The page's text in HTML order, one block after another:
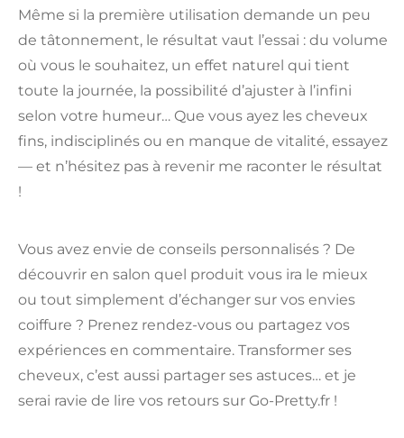
Même si la première utilisation demande un peu
de tâtonnement, le résultat vaut l’essai : du volume
où vous le souhaitez, un effet naturel qui tient
toute la journée, la possibilité d’ajuster à l’infini
selon votre humeur… Que vous ayez les cheveux
fins, indisciplinés ou en manque de vitalité, essayez
— et n’hésitez pas à revenir me raconter le résultat
!
Vous avez envie de conseils personnalisés ? De
découvrir en salon quel produit vous ira le mieux
ou tout simplement d’échanger sur vos envies
coiffure ? Prenez rendez-vous ou partagez vos
expériences en commentaire. Transformer ses
cheveux, c’est aussi partager ses astuces… et je
serai ravie de lire vos retours sur Go-Pretty.fr !